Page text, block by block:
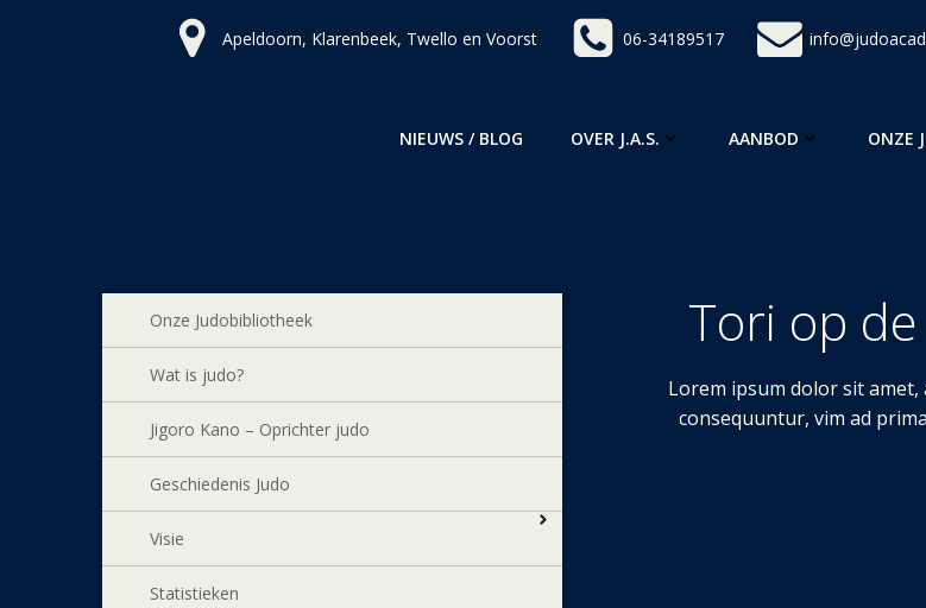
Apeldoorn, Klarenbeek, Twello en Voorst 06-34189517
NIEUWS / BLOG OVER J.A.S. AANBOD ONZE
Onze Judobibliotheek
Wat is judo?
Jigoro Kano – Oprichter judo
Geschiedenis Judo
Visie
Statistieken
Tori op
Lorem ipsum dolor sit
consequuntur, vim ad